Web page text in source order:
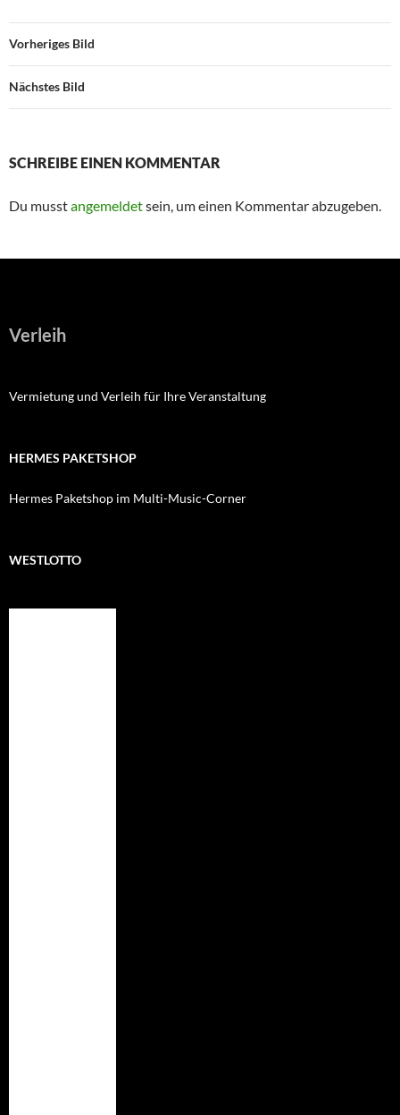
Vorheriges Bild
Nächstes Bild
SCHREIBE EINEN KOMMENTAR
Du musstangemeldetsein, um einen Kommentar abzugeben.
Verleih
Vermietung und Verleih für Ihre Veranstaltung
HERMES PAKETSHOP
Hermes Paketshop im Multi-Music-Corner
WESTLOTTO